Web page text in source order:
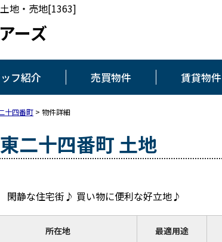
地・売地[1363]
ーズ
フ紹介 売買物件 賃貸物件
十四番町 > 物件詳細
二十四番町 土地
閑静な住宅街♪ 買い物に便利な好立地♪
所在地 最適用途